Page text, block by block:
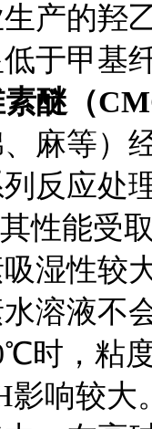
产的羟
于甲基
素醚（
麻等）
反应处
性能受
湿性较
溶液不
时，粘
响较大